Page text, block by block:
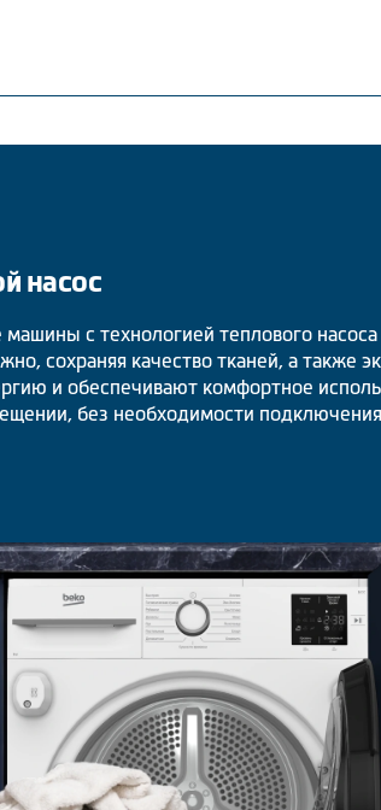
насос
с технологией теплового
сохраняя качество тканей, а также
и обеспечивают комфортное
без необходимости подключения